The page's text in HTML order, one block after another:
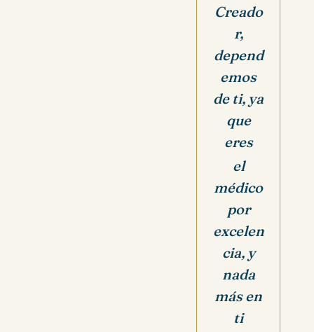
Creado
r,
depend
emos
de ti, ya
que
eres
el
médico
por
excelen
cia, y
nada
más en
ti